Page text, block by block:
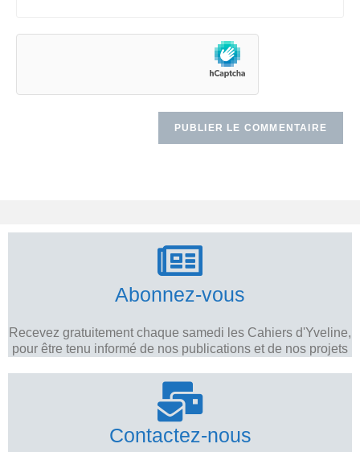
Abonnez-vous
Recevez gratuitement chaque samedi les Cahiers d'Yveline,
pour être tenu informé de nos publications et de nos projets
Contactez-nous